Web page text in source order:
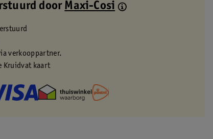
door Maxi-Cosi
verkooppartner.
Kruidvat kaart